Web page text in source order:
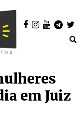
em Juiz